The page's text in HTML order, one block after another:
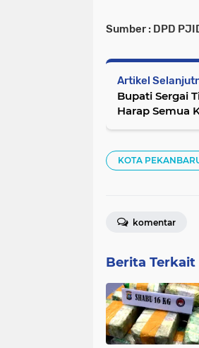
Sumber : DPD
Artikel
Bupati Sergai
Harap Semua
KOTA
komentar
Berita Terkait